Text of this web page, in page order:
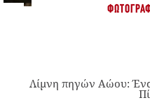
Λίμνη πηγών Αώου: